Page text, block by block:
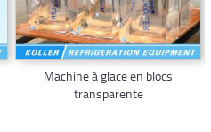
Machine à glace en blocs
transparente